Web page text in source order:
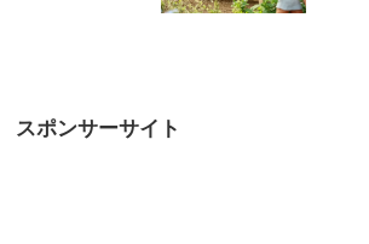
スポンサーサイト